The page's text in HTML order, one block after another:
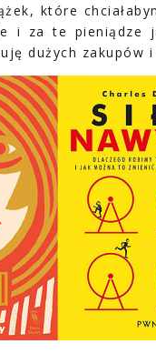
które
i za te pieniądze
dużych zakupów